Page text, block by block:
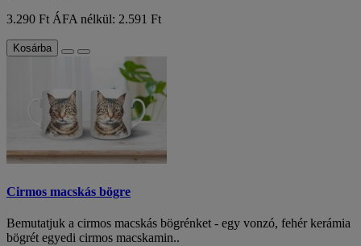
3.290 Ft ÁFA nélkül: 2.591 Ft
Kosárba
Cirmos macskás bögre
Bemutatjuk a cirmos macskás bögrénket - egy vonzó, fehér kerámia
bögrét egyedi cirmos macskamin..